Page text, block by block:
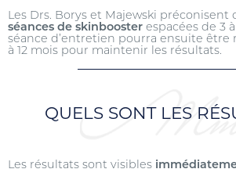
Les Drs. Borys et Majewski préconisent
séances de skinbooster espacées de 3
séance d’entretien pourra ensuite être
à 12 mois pour maintenir les résultats.
QUELS SONT LES
Les résultats sont visibles